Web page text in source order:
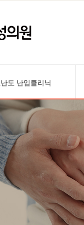
도 난임클리닉
능 저하 및 고령 난임
형 및 착상 문제
자궁선근증
내막 혈소판 풍부
주입술(PRP)
배아 유전검사(PGT)